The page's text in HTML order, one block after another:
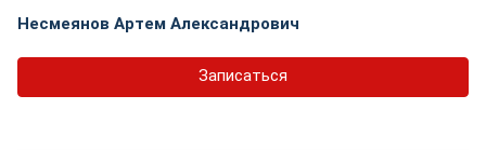
Несмеянов Артем Александрович
Записаться